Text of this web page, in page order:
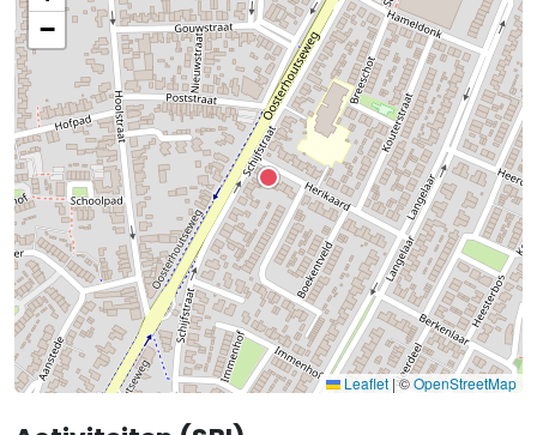
−
Leaflet |©OpenStreetMap